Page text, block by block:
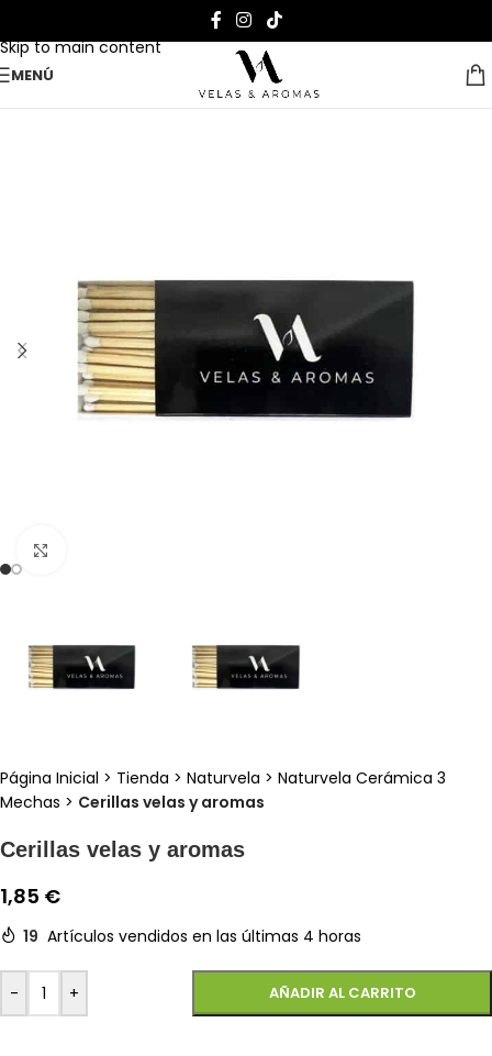
Skip to main content
MENÚ
Página Inicial > Tienda > Naturvela > Naturvela Cerámica 3
Mechas > Cerillas velas y aromas
Cerillas velas y aromas
1,85 €
19 Artículos vendidos en las últimas 4 horas
- + AÑADIR AL CARRITO